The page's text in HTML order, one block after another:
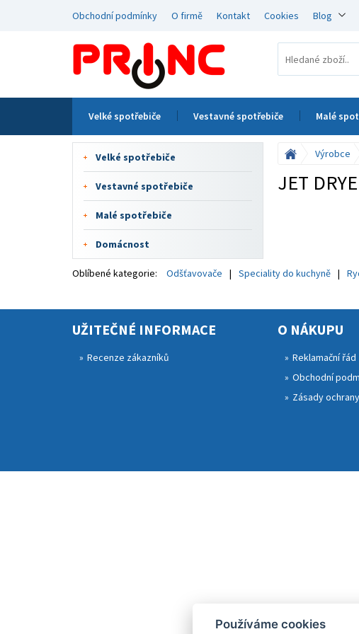
Obchodní podmínky O firmě Kontakt Cookies Blog
Velké spotřebiče Vestavné spotřebiče Malé
Velké spotřebiče
Vestavné spotřebiče
Malé spotřebiče
Domácnost
Výrobce
JET
Oblíbené kategorie: Odšťavovače Speciality do kuchyně
UŽITEČNÉ INFORMACE
Recenze zákazníků
O NÁKUPU
Reklamační řád
Obchodní
Zásady
Používáme cookies